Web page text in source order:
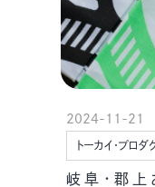
2024-11-21
トーカイ・プロダ
岐阜・郡上